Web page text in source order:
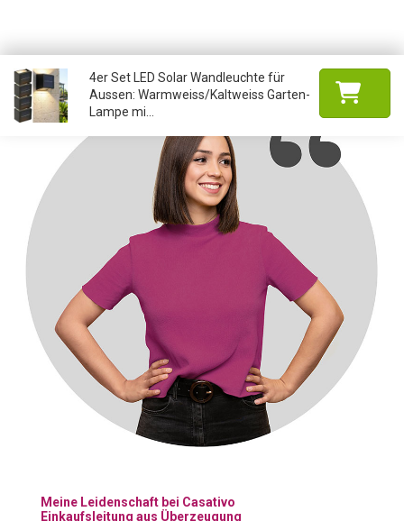
4er Set LED Solar Wandleuchte für
Aussen: Warmweiss/Kaltweiss Garten-
Lampe mi...
Meine Leidenschaft bei Casativo
Einkaufsleitung aus Überzeugung